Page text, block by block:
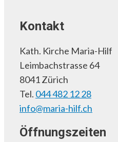
Kontakt
Kath. Kirche Maria-Hilf
Leimbachstrasse 64
8041 Zürich
Tel. 044 482 12 28
info@maria-hilf.ch
Öffnungszeiten